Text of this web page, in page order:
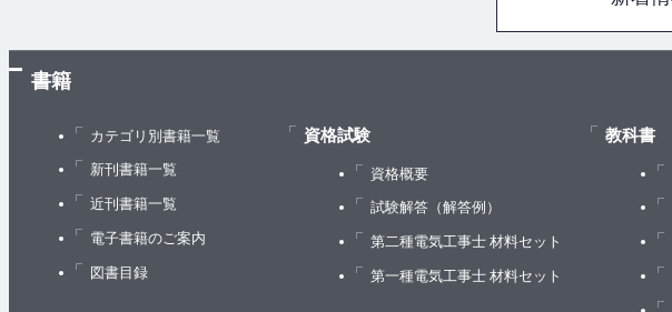
書籍
カテゴリ別書籍一覧
新刊書籍一覧
近刊書籍一覧
電子書籍のご案内
図書目録
資格試験
資格概要
試験解答（解答例）
第二種電気工事士 材料セット
第一種電気工事士 材料セット
教科書